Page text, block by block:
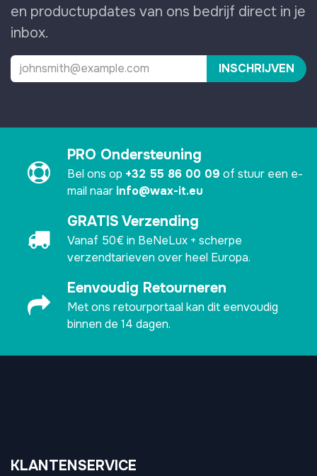
en productupdates van ons bedrijf direct in je
inbox.
INSCHRIJVEN
PRO Ondersteuning
Bel ons op +32 55 86 00 09 of stuur een e-
mail naar info@wax-it.eu
GRATIS Verzending
Vanaf 50€ in BeNeLux + scherpe
verzendtarieven over heel Europa.
Eenvoudig Retourneren
Met ons retourportaal kan dit eenvoudig
binnen de 14 dagen.
KLANTENSERVICE